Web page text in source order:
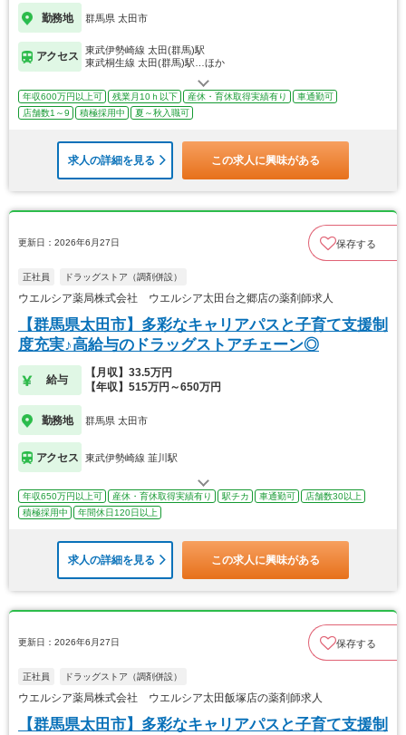
勤務地 群馬県 太田市
アクセス
東武伊勢崎線 太田(群馬)駅
東武桐生線 太田(群馬)駅…ほか
年収600万円以上可 残業月10ｈ以下 産休・育休取得実績有り
車通勤可
店舗数1～9
積極採用中 夏～秋入職可
求人の詳細を見る この求人に興味がある
更新日：2026年6月27日 保存する
正社員 ドラッグストア（調剤併設）
ウエルシア薬局株式会社 ウエルシア太田台之郷店の薬剤師求人
【群馬県太田市】多彩なキャリアパスと子育て支援制
度充実♪高給与のドラッグストアチェーン◎
給与
【月収】33.5万円
【年収】515万円～650万円
勤務地 群馬県 太田市
アクセス 東武伊勢崎線 韮川駅
年収650万円以上可 産休・育休取得実績有り 駅チカ 車通勤可
店舗数30以上
積極採用中
年間休日120日以上
求人の詳細を見る この求人に興味がある
更新日：2026年6月27日 保存する
正社員 ドラッグストア（調剤併設）
ウエルシア薬局株式会社 ウエルシア太田飯塚店の薬剤師求人
【群馬県太田市】多彩なキャリアパスと子育て支援制